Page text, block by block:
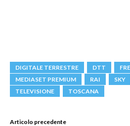
DIGITALE TERRESTRE DTT
MEDIASET PREMIUM
RAI SKY
TELEVISIONE
TOSCANA
Articolo precedente